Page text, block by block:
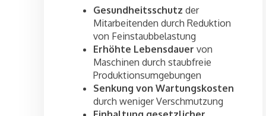
Gesundheitsschutz der
Mitarbeitenden durch Reduktion
von Feinstaubbelastung
Erhöhte Lebensdauer von
Maschinen durch staubfreie
Produktionsumgebungen
Senkung von Wartungskosten
durch weniger Verschmutzung